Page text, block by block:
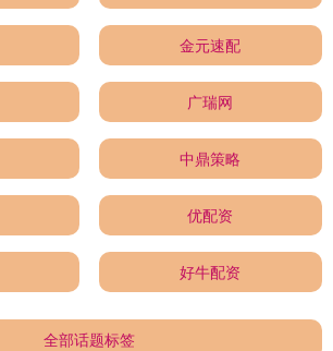
金元速配
广瑞网
中鼎策略
优配资
好牛配资
全部话题标签